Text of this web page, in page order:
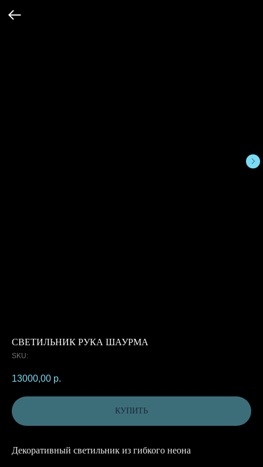
СВЕТИЛЬНИК РУКА ШАУРМА
SKU:
13000,00 р.
КУПИТЬ
Декоративный светильник из гибкого неона